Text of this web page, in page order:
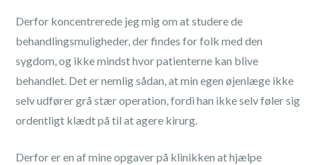
Derfor koncentrerede jeg mig om at studere de
behandlingsmuligheder, der findes for folk med den
sygdom, og ikke mindst hvor patienterne kan blive
behandlet. Det er nemlig sådan, at min egen øjenlæge ikke
selv udfører grå stær operation, fordi han ikke selv føler sig
ordentligt klædt på til at agere kirurg.
Derfor er en af mine opgaver på klinikken at hjælpe